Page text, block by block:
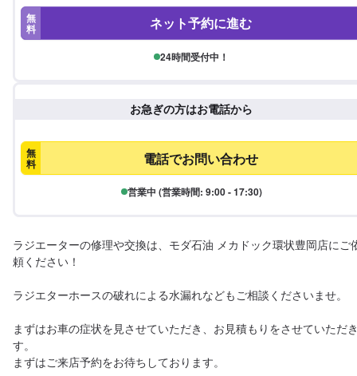
無
料 ネット予約に進む
24時間受付中！
お急ぎの方はお電話から
無
料 電話でお問い合わせ
営業中 (営業時間: 9:00 - 17:30)
ラジエーターの修理や交換は、モダ石油 メカドック環状豊岡店にご
頼ください！
ラジエターホースの破れによる水漏れなどもご相談くださいませ。
まずはお車の症状を見させていただき、お見積もりをさせていただ
す。